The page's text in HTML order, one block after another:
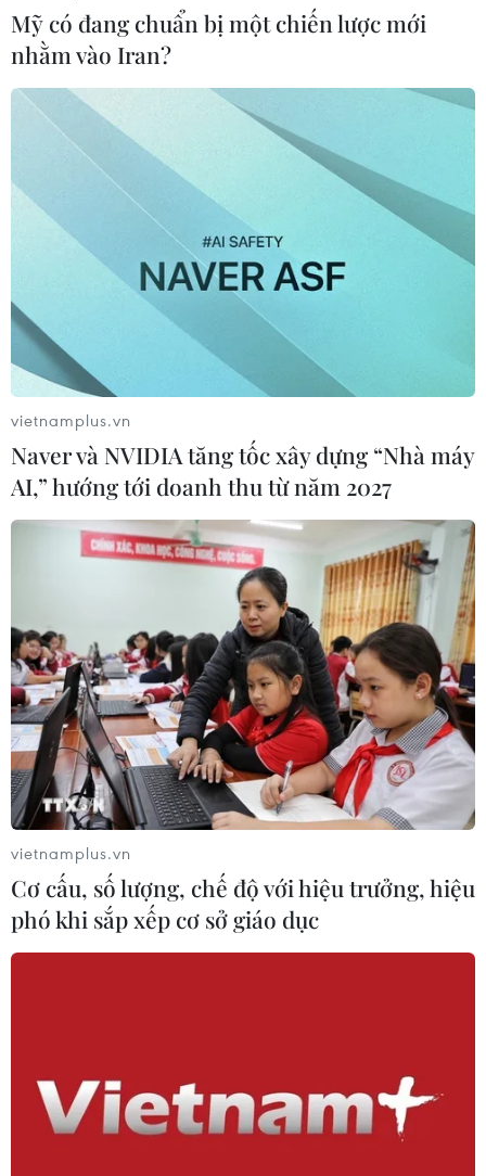
TIN CÙNG CHUYÊN MỤC
Mỹ có đang chuẩn bị một chiến lược mới
nhằm vào Iran?
vietnamplus.vn
Naver và NVIDIA tăng tốc xây dựng “Nhà máy
AI,” hướng tới doanh thu từ năm 2027
vietnamplus.vn
Cơ cấu, số lượng, chế độ với hiệu trưởng, hiệu
phó khi sắp xếp cơ sở giáo dục